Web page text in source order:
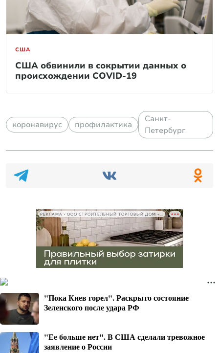
США
США обвинили в сокрытии данных о
происхождении COVID-19
коронавирус профилактика
Санкт-
Петербург
"Пока Киев горел". Раскрыто состояние
Зеленского после удара РФ
"Ее больше нет". В США сделали тревожное
заявление о России